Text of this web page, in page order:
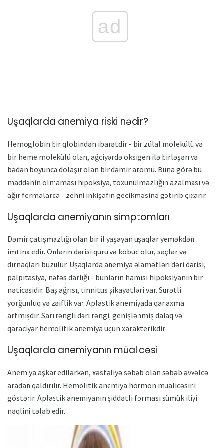
ad
Uşaqlarda anemiya riski nədir?
Hemoglobin bir qlobindən ibarətdir - bir zülal molekülü və
bir heme molekülü olan, ağciyərdə oksigen ilə birləşən və
bədən boyunca dolaşır olan bir dəmir atomu. Buna görə bu
maddənin olmaması hipoksiya, toxunulmazlığın azalması və
ağır formalarda - zehni inkişafın gecikməsinə gətirib çıxarır.
Uşaqlarda anemiyanın simptomları
Dəmir çatışmazlığı olan bir il yaşayan uşaqlar yeməkdən
imtina edir. Onların dərisi quru və kobud olur, saçlar və
dırnaqları büzülür. Uşaqlarda anemiya əlamətləri dəri dərisi,
palpitasiya, nəfəs darlığı - bunların hamısı hipoksiyanın bir
nəticəsidir. Baş ağrısı, tinnitus şikayətləri var. Sürətli
yorğunluq və zəiflik var. Aplastik anemiyada qanaxma
artmışdır. Sarı rəngli dəri rəngi, genişlənmiş dalaq və
qaraciyər hemolitik anemiya üçün xarakterikdir.
Uşaqlarda anemiyanın müalicəsi
Anemiya aşkar edilərkən, xəstəliyə səbəb olan səbəb əvvəlcə
aradan qaldırılır. Hemolitik anemiya hormon müalicəsini
göstərir. Aplastik anemiyanın şiddətli forması sümük iliyi
nəqlini tələb edir.